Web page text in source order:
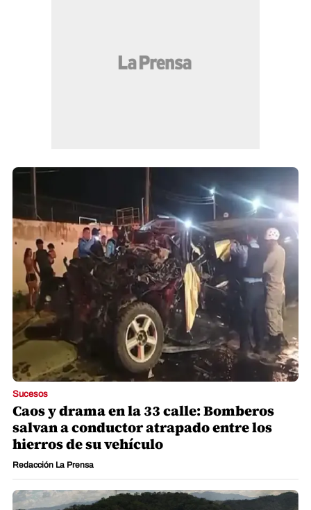
Sucesos
Caos y drama en la 33 calle: Bomberos
salvan a conductor atrapado entre los
hierros de su vehículo
Redacción La Prensa